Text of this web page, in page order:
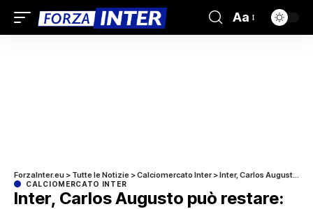
Aa
ForzaInter.eu > Tutte le Notizie >Calciomercato Inter>Inter, Carlos Augusto può restare: Chivu lo reputa indispensabile per il futuro
CALCIOMERCATO INTER
Inter, Carlos Augusto può restare: